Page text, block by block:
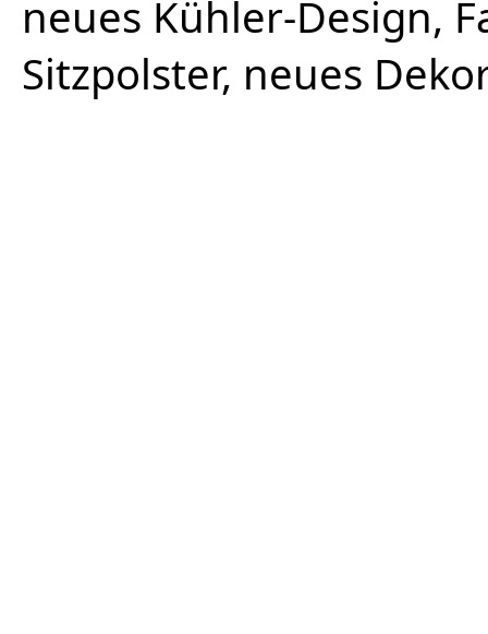
neues Kühler-Design,
Sitzpolster, neues